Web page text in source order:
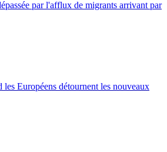
par l'afflux de migrants arrivant par
les Européens détournent les nouveaux